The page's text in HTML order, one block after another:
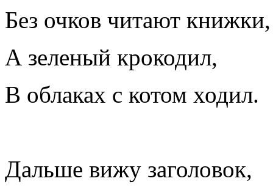
Без очков читают книжки,
А зеленый крокодил,
В облаках с котом ходил.
Дальше вижу заголовок,